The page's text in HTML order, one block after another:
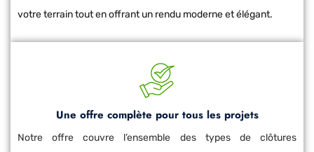
votre terrain tout en offrant un rendu moderne et élégant.
Une offre complète pour tous les projets
Notre offre couvre l’ensemble des types de clôtures